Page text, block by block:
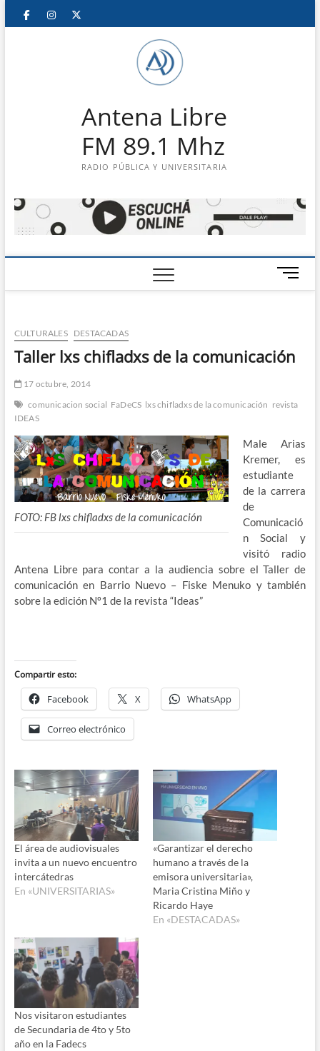
Saltar
FacebookInstagram
Antena Libre
FM 89.1 Mhz
RADIO PÚBLICA Y UNIVERSITARIA
B
o
d
e
CULTURALES DESTACADAS
Taller lxs chifladxs de la comunicación
17 octubre, 2014
comunicacion social FaDeCS lxs chifladxs de la comunicación revista
IDEAS
FOTO: FB lxs chifladxs de la comunicación
Male Arias
Kremer, es
estudiante
de la carrera
de
Comunicació
n Social y
visitó radio
Antena Libre para contar a la audiencia sobre el Taller de
comunicación en Barrio Nuevo – Fiske Menuko y también
sobre la edición Nº1 de la revista “Ideas”
Compartir esto:
Facebook X WhatsApp
Correo electrónico
El área de audiovisuales
invita a un nuevo encuentro
intercátedras
En «UNIVERSITARIAS»
«Garantizar el derecho
humano a través de la
emisora universitaria»,
Maria Cristina Miño y
Ricardo Haye
En «DESTACADAS»
Nos visitaron estudiantes
de Secundaria de 4to y 5to
año en la Fadecs